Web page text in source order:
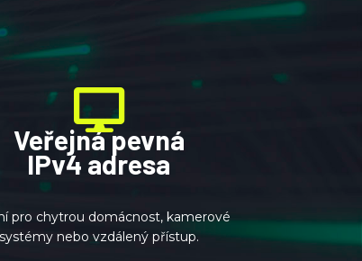
Veřejná pevná
IPv4 adresa
pro chytrou domácnost, kamerové
systémy nebo vzdálený přístup.